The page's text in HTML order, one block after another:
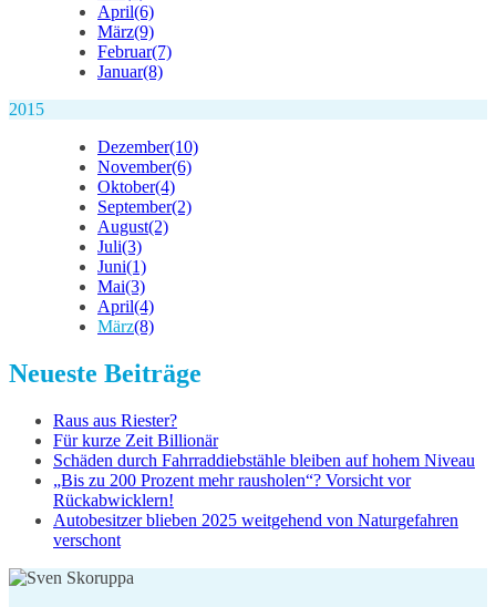
April(6)
März(9)
Februar(7)
Januar(8)
2015
Dezember(10)
November(6)
Oktober(4)
September(2)
August(2)
Juli(3)
Juni(1)
Mai(3)
April(4)
März(8)
Neueste Beiträge
Raus aus Riester?
Für kurze Zeit Billionär
Schäden durch Fahrraddiebstähle bleiben auf hohem Niveau
„Bis zu 200 Prozent mehr rausholen“? Vorsicht vor
Rückabwicklern!
Autobesitzer blieben 2025 weitgehend von Naturgefahren
verschont